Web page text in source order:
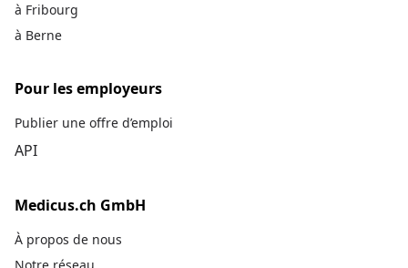
à Fribourg
à Berne
Pour les employeurs
Publier une offre d’emploi
API
Medicus.ch GmbH
À propos de nous